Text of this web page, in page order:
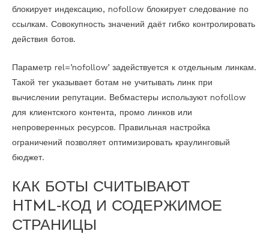
блокирует индексацию, nofollow блокирует следование по
ссылкам. Совокупность значений даёт гибко контролировать
действия ботов.
Параметр rel=’nofollow’ задействуется к отдельным линкам.
Такой тег указывает ботам не учитывать линк при
вычислении репутации. Вебмастеры используют nofollow
для клиентского контента, промо линков или
непроверенных ресурсов. Правильная настройка
ограничений позволяет оптимизировать краулинговый
бюджет.
КАК БОТЫ СЧИТЫВАЮТ
HTML‑КОД И СОДЕРЖИМОЕ
СТРАНИЦЫ